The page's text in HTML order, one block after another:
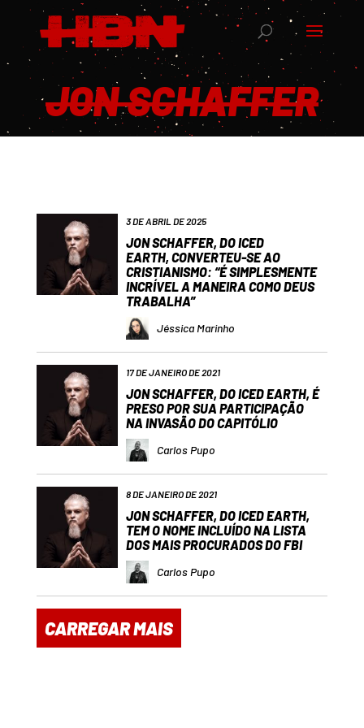
JON SCHAFFER
3 DE ABRIL DE 2025
JON SCHAFFER, DO ICED
EARTH, CONVERTEU-SE AO
CRISTIANISMO: “É SIMPLESMENTE
INCRÍVEL A MANEIRA COMO DEUS
TRABALHA”
Jéssica Marinho
17 DE JANEIRO DE 2021
JON SCHAFFER, DO ICED EARTH, É
PRESO POR SUA PARTICIPAÇÃO
NA INVASÃO DO CAPITÓLIO
Carlos Pupo
8 DE JANEIRO DE 2021
JON SCHAFFER, DO ICED EARTH,
TEM O NOME INCLUÍDO NA LISTA
DOS MAIS PROCURADOS DO FBI
Carlos Pupo
CARREGAR MAIS